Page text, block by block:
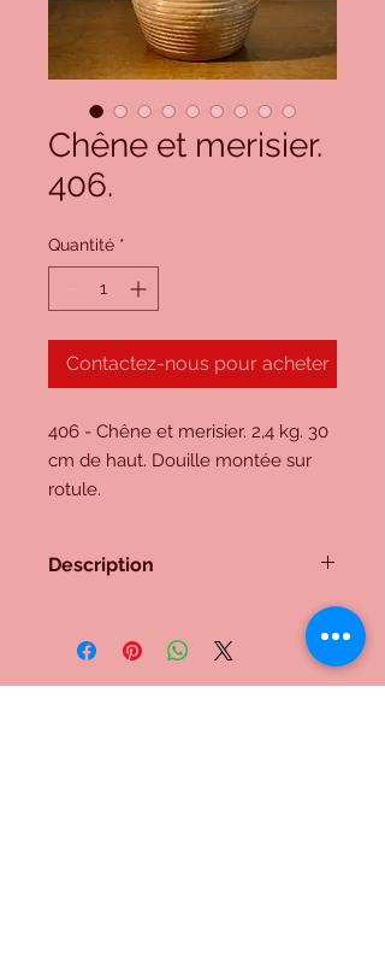
Chêne et merisier.
406.
Quantité *
Contactez-nous pour acheter
406 - Chêne et merisier. 2,4 kg. 30
cm de haut. Douille montée sur
rotule.
Description
rotule.